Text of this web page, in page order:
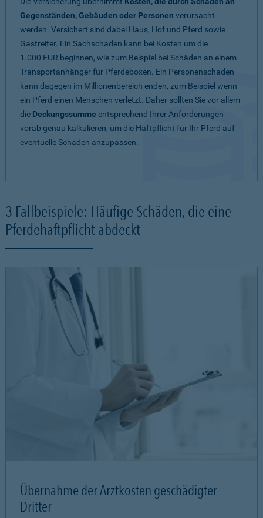
Gegenständen, Gebäuden oder Personen verursacht
werden. Versichert sind dabei Haus, Hof und Pferd sowie
Gastreiter. Ein Sachschaden kann bei Kosten um die
1.000 EUR beginnen, wie zum Beispiel bei Schäden an einem
Transportanhänger für Pferdeboxen. Ein Personenschaden
kann dagegen im Millionenbereich enden, zum Beispiel wenn
ein Pferd einen Menschen verletzt. Daher sollten Sie vor allem
die Deckungssumme entsprechend Ihrer Anforderungen
vorab genau kalkulieren, um die Haftpflicht für Ihr Pferd auf
eventuelle Schäden anzupassen.
3 Fallbeispiele: Häufige Schäden, die eine
Pferdehaftpflicht abdeckt
Übernahme der Arztkosten geschädigter
Dritter